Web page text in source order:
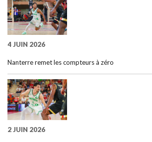
4 JUIN 2026
Nanterre remet les compteurs à zéro
2 JUIN 2026